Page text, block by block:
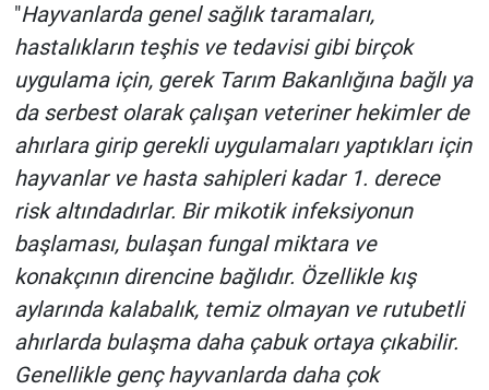
"Hayvanlarda genel sağlık taramaları,
hastalıkların teşhis ve tedavisi gibi birçok
uygulama için, gerek Tarım Bakanlığına bağlı ya
da serbest olarak çalışan veteriner hekimler de
ahırlara girip gerekli uygulamaları yaptıkları için
hayvanlar ve hasta sahipleri kadar 1. derece
risk altındadırlar. Bir mikotik infeksiyonun
başlaması, bulaşan fungal miktara ve
konakçının direncine bağlıdır. Özellikle kış
aylarında kalabalık, temiz olmayan ve rutubetli
ahırlarda bulaşma daha çabuk ortaya çıkabilir.
Genellikle genç hayvanlarda daha çok